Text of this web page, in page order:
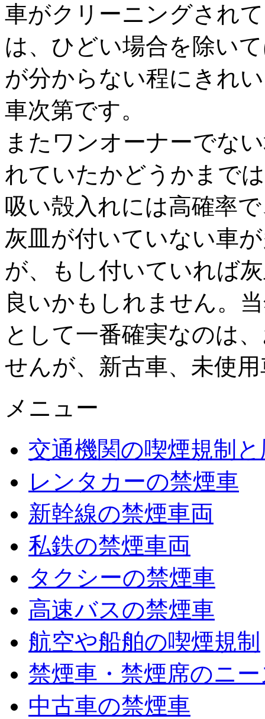
車がクリーニングされ
は、ひどい場合を除い
が分からない程にきれ
車次第です。
またワンオーナーでな
れていたかどうかまで
吸い殻入れには高確率
灰皿が付いていない車
が、もし付いていれば
良いかもしれません。
として一番確実なのは
せんが、新古車、未使
メニュー
交通機関の喫煙規制
レンタカーの禁煙車
新幹線の禁煙車両
私鉄の禁煙車両
タクシーの禁煙車
高速バスの禁煙車
航空や船舶の喫煙規制
禁煙車・禁煙席のニ
中古車の禁煙車